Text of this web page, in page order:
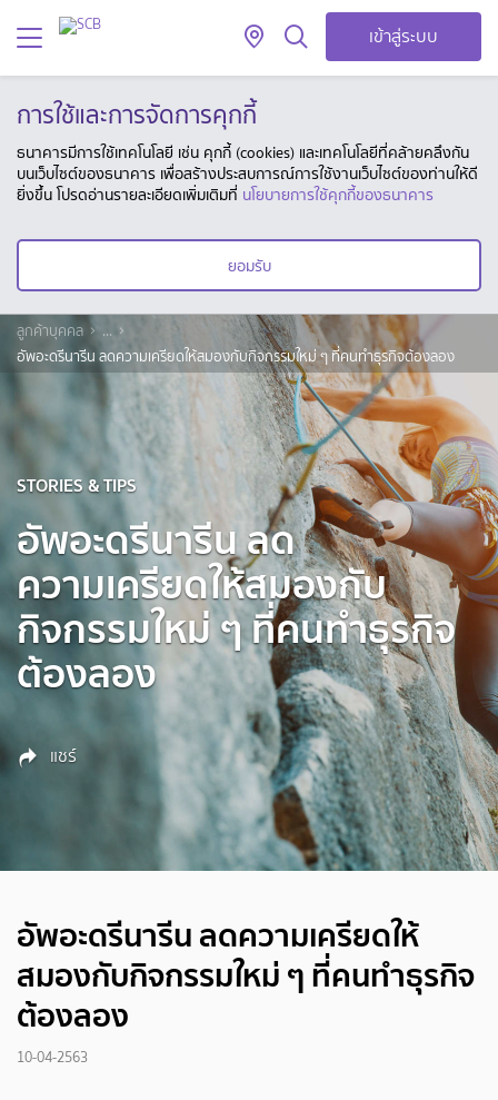
เข้าสู่ระบบ
การใช้และการจัดการคุกกี้
ธนาคารมีการใช้เทคโนโลยี เช่น คุกกี้ (cookies) และเทคโนโลยีที่คล้ายคลึงกัน
บนเว็บไซต์ของธนาคาร เพื่อสร้างประสบการณ์การใช้งานเว็บไซต์ของท่านให้ดี
ยิ่งขึ้น โปรดอ่านรายละเอียดเพิ่มเติมที่ นโยบายการใช้คุกกี้ของธนาคาร
ยอมรับ
ลูกค้าบุคคล
...
อัพอะดรีนารีน ลดความเครียดให้สมองกับกิจกรรมใหม่ ๆ ที่คนทำธุรกิจต้องลอง
STORIES & TIPS
อัพอะดรีนารีน ลด
ความเครียดให้สมองกับ
กิจกรรมใหม่ ๆ ที่คนทำธุรกิจ
ต้องลอง
แชร์
อัพอะดรีนารีน ลดความเครียดให้
สมองกับกิจกรรมใหม่ ๆ ที่คนทำธุรกิจ
ต้องลอง
10-04-2563